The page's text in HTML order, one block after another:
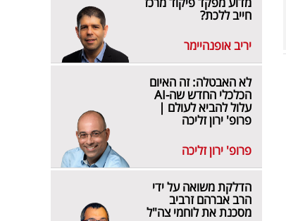
חייב ללכת?
יריב אופנהיימר
לא האבטלה: זה האיום
הכלכלי החדש שה-AI
עלול להביא לעולם |
פרופ' ירון זליכה
פרופ' ירון זליכה
הדלקת משואה על ידי
הרב אברהם זרביב
מסכנת את לוחמי צה"ל